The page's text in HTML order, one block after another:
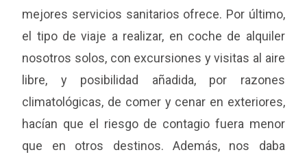
mejores servicios sanitarios ofrece. Por último,
el tipo de viaje a realizar, en coche de alquiler
nosotros solos, con excursiones y visitas al aire
libre, y posibilidad añadida, por razones
climatológicas, de comer y cenar en exteriores,
hacían que el riesgo de contagio fuera menor
que en otros destinos. Además, nos daba